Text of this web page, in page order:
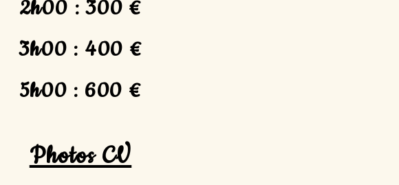
2h00 : 300 €
3h00 : 400 €
5h00 : 600 €
Photos CV